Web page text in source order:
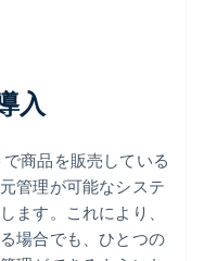
入
商品を販売している
管理が可能なシステ
ます。これにより、
場合でも、ひとつの